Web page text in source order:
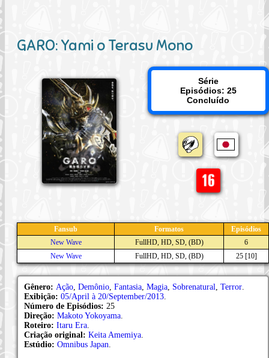
GARO: Yami o Terasu Mono
Série
Episódios: 25
Concluído
Fansub Formatos
Episódios
New Wave
FullHD, HD, SD, (BD)
6
New Wave
FullHD, HD, SD, (BD) 25 [10]
Gênero: Ação Demônio Fantasia Magia Sobrenatural Terror
Exibição: 05/April à 20/September/2013
Número de Episódios: 25
Direção: Makoto Yokoyama
Roteiro: Itaru Era
Criação original: Keita Amemiya
Estúdio: Omnibus Japan